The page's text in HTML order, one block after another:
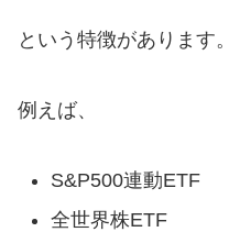
という特徴があります。
例えば、
S&P500連動ETF
全世界株ETF